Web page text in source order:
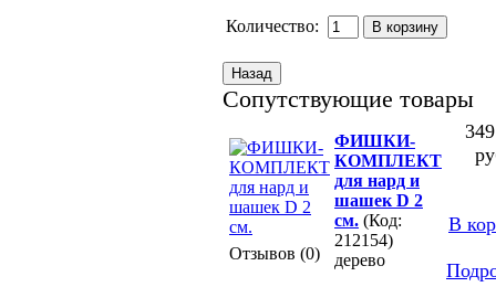
Количество:
Сопутствующие товары
Отзывов (0)
ФИШКИ-
КОМПЛЕКТ
для нард и
шашек D 2
см. (Код:
212154)
дерево
В